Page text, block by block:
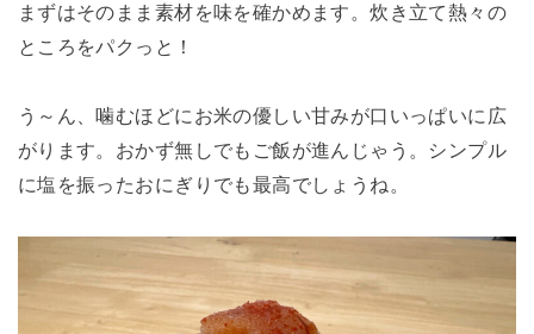
まずはそのまま素材を味を確かめます。炊き立て熱々の
ところをパクっと！
う～ん、噛むほどにお米の優しい甘みが口いっぱいに広
がります。おかず無しでもご飯が進んじゃう。シンプル
に塩を振ったおにぎりでも最高でしょうね。